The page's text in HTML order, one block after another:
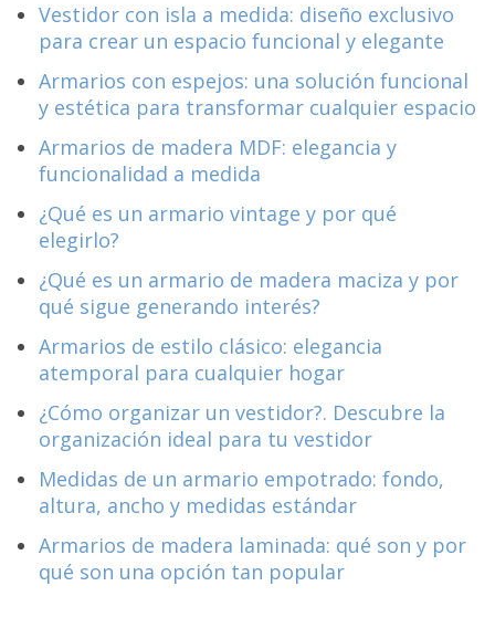
Vestidor con isla a medida: diseño exclusivo
para crear un espacio funcional y elegante
Armarios con espejos: una solución funcional
y estética para transformar cualquier espacio
Armarios de madera MDF: elegancia y
funcionalidad a medida
¿Qué es un armario vintage y por qué
elegirlo?
¿Qué es un armario de madera maciza y por
qué sigue generando interés?
Armarios de estilo clásico: elegancia
atemporal para cualquier hogar
¿Cómo organizar un vestidor?. Descubre la
organización ideal para tu vestidor
Medidas de un armario empotrado: fondo,
altura, ancho y medidas estándar
Armarios de madera laminada: qué son y por
qué son una opción tan popular